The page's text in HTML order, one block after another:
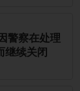
警察在处理
继续关闭